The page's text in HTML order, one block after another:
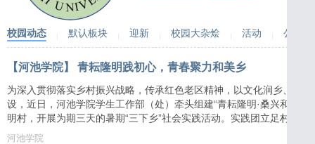
校园动态 默认板块 迎新 校园大杂烩 活动 公告
【河池学院】 青耘隆明践初心，青春聚力和美乡
为深入贯彻落实乡村振兴战略，传承红色老区精神，以文化润乡、科
设，近日，河池学院学生工作部（处）牵头组建“青耘隆明·桑兴和美”
明村，开展为期三天的暑期“三下乡”社会实践活动。实践团立足村落
老、反诈普法、科创兴蚕、惠民政策宣讲六大板块开展精准化志愿服
河池学院